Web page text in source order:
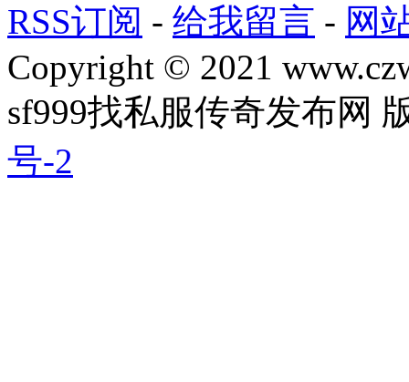
RSS订阅 - 给我留言 - 网
Copyright © 2021
sf999找私服传奇发布网
号-2